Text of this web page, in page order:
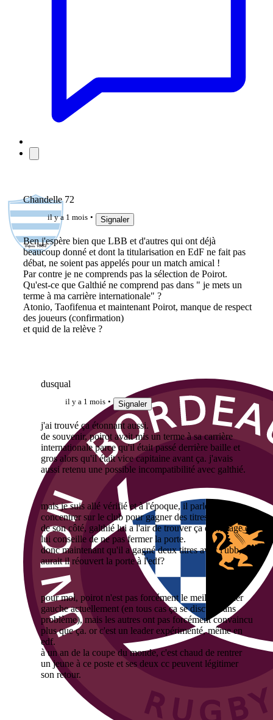
Chandelle 72
il y a 1 mois Signaler
Ben j'espère bien que LBB et d'autres qui ont déjà
beaucoup donné et dont la titularisation en EdF ne fait pas
débat, ne soient pas appelés pour un match amical !
Par contre je ne comprends pas la sélection de Poirot.
Qu'est-ce que Galthié ne comprend pas dans " je mets un
terme à ma carrière internationale" ?
Atonio, Taofifenua et maintenant Poirot, manque de respect
des joueurs (confirmation)
et quid de la relève ?
dusqual
il y a 1 mois Signaler
j'ai trouvé ça étonnant aussi.
de souvenir, poirot avait mis un terme à sa carrière
internationale parce qu'il était passé derrière baille et
gros alors qu'il était vice capitaine avant ça. j'avais
aussi retenu une possible incompatibilité avec galthié.
mais je suis allé vérifié et à l'époque, il parle de se
concentrer sur le club pour gagner des titres avec lui et
de son côté, galthié lui a l'air de trouver ça dommage et
lui conseille de ne pas fermer la porte.
donc maintenant qu'il a gagné deux titres avec l'ubb,
aurait il réouvert la porte à l'edf?
pour moi, poirot n'est pas forcément le meilleur pilier
gauche actuellement (en tous cas ça se discute sans
problème), mais les autres ont pas forcément convaincu
plus que ça. or c'est un leader expérimenté, même en
edf.
à un an de la coupe du monde, c'est chaud de rentrer
un jeune à ce poste et ses deux cc peuvent légitimer
son retour.